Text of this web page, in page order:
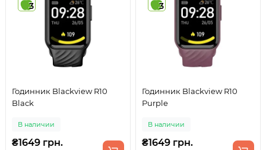
3
Годинник Blackview R10
Black
В наличии
₴1649 грн.
3
Годинник Blackview R10
Purple
В наличии
₴1649 грн.